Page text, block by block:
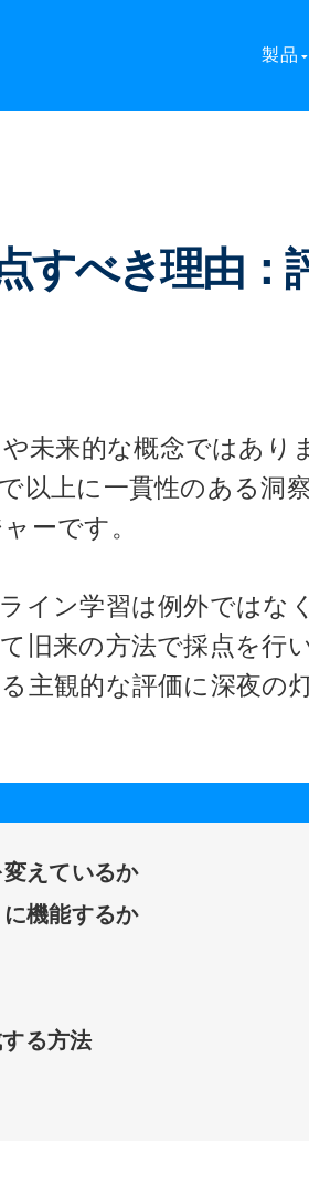
製品
すべき理由：
未来的な概念ではあり
以上に一貫性のある洞
ーです。
イン学習は例外ではな
旧来の方法で採点を行
主観的な評価に深夜の
えているか
機能するか
る方法